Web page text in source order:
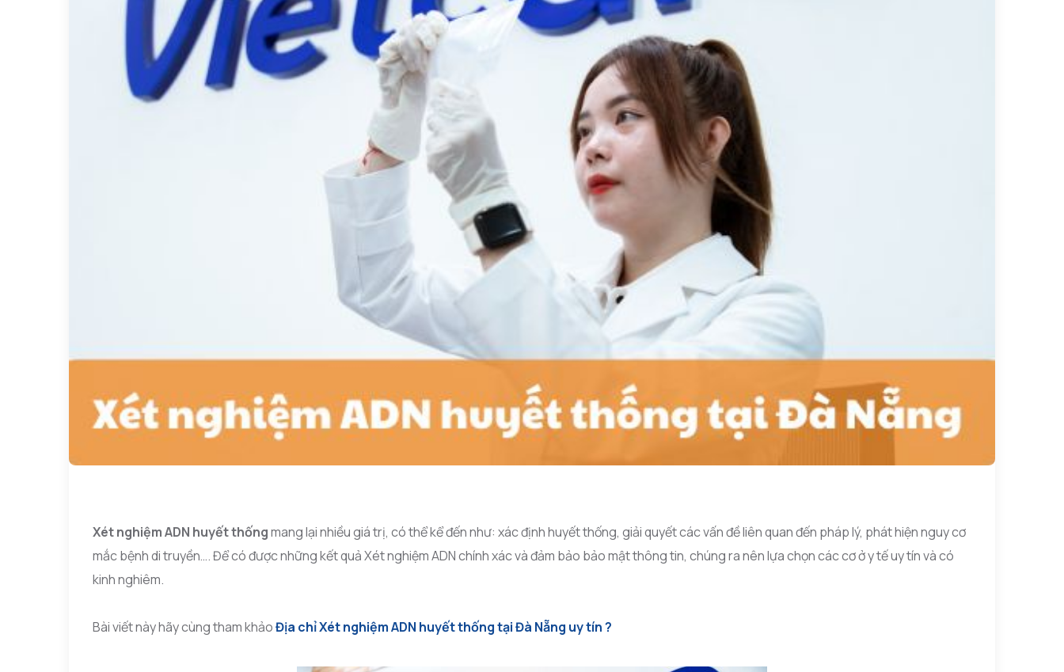
Xét nghiệm ADN huyết thốngmang lại nhiều giá trị, có thể kể đến như: xác định huyết thống, giải quyết các vấn đề liên quan đến pháp lý, phát hiện nguy cơ
mắc bệnh di truyền…. Để có được những kết quả Xét nghiệm ADN chính xác và đảm bảo bảo mật thông tin, chúng ra nên lựa chọn các cơ ở y tế uy tín và có
kinh nghiêm.
Bài viết này hãy cùng tham khảoĐịa chỉ Xét nghiệm ADN huyết thống tại Đà Nẵng uy tín ?